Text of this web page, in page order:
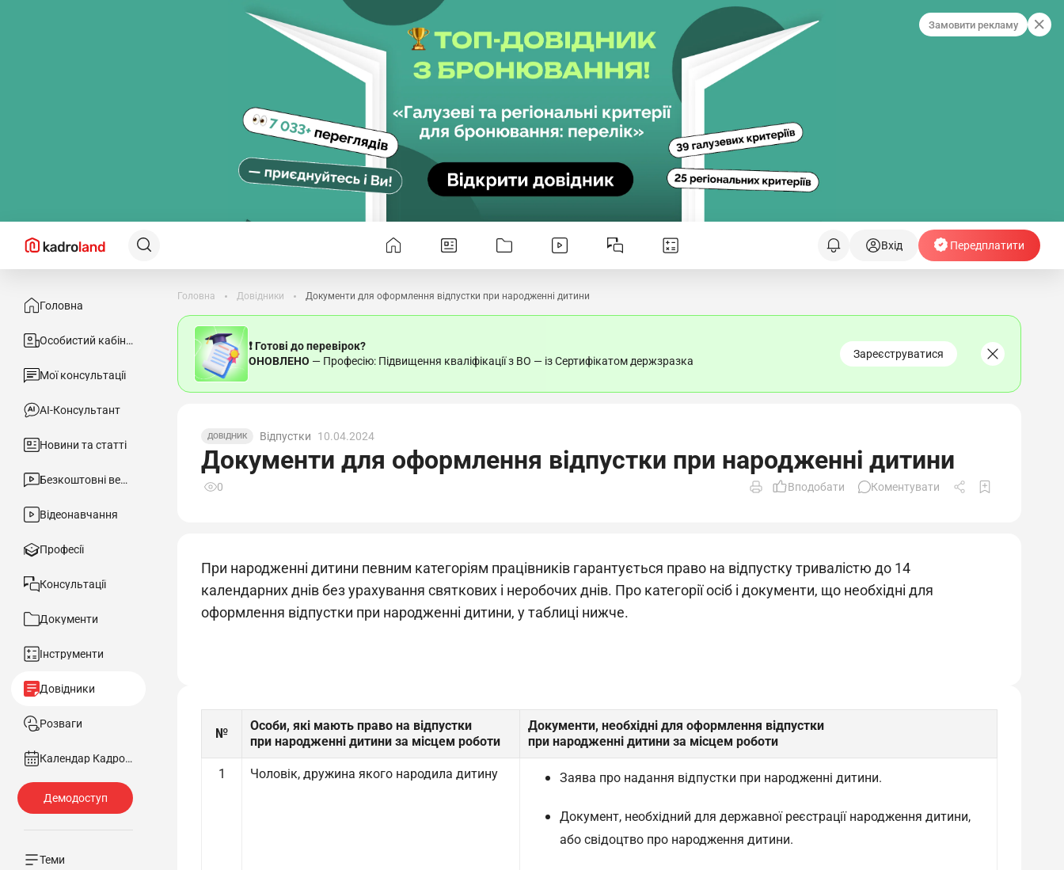
Замовити рекламу
Вхід Передплатити
Головна
Особистий кабінет
Мої консультації
АІ-Консультант
Новини та статті
Безкоштовні вебінари
Відеонавчання
Професії
Консультації
Документи
Інструменти
Довідники
Розваги
Календар Кадровика
Теми
Головна Довідники Документи для оформлення відпустки при народженні дитини
❗ Готові до перевірок?
ОНОВЛЕНО — Професію: Підвищення кваліфікації з ВО — із Сертифікатом держзразка
Зареєструватися
ДОВІДНИК Відпустки 10.04.2024
Документи для оформлення відпустки при народженні дитини
0 Вподобати Коментувати
При народженні дитини певним категоріям працівників гарантується право на відпустку тривалістю до 14
календарних днів без урахування святкових і неробочих днів. Про категорії осіб і документи, що необхідні для
оформлення відпустки при народженні дитини, у таблиці нижче.
№
Особи, які мають право на відпустки
при народженні дитини за місцем роботи
Документи, необхідні для оформлення відпустки
при народженні дитини за місцем роботи
1 Чоловік, дружина якого народила дитину Заява про надання відпустки при народженні дитини.
Документ, необхідний для державної реєстрації народження дитини,
або свідоцтво про народження дитини.